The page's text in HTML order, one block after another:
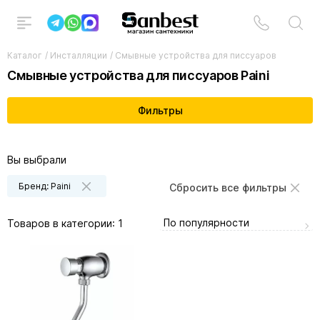
Каталог / Инсталляции / Смывные устройства для писсуаров
Смывные устройства для писсуаров Paini
Фильтры
Вы выбрали
Бренд: Paini Сбросить все фильтры
Товаров в категории: 1 По популярности